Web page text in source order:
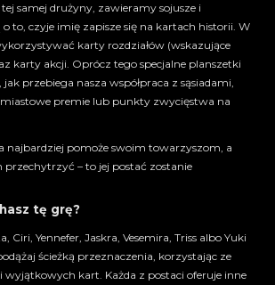
samej drużyny, zawieramy sojusze i
to, czyje imię zapisze się na kartach historii. W
karty rozdziałów (wskazujące
karty akcji. Oprócz tego specjalne planszetki
przebiega nasza współpraca z sąsiadami,
premie lub punkty zwycięstwa na
najbardziej pomoże swoim towarzyszom, a
przechytrzyć – to jej postać zostanie
tę grę?
Ciri, Yennefer, Jaskra, Vesemira, Triss albo Yuki
ścieżką przeznaczenia, korzystając ze
wyjątkowych kart. Każda z postaci oferuje inne